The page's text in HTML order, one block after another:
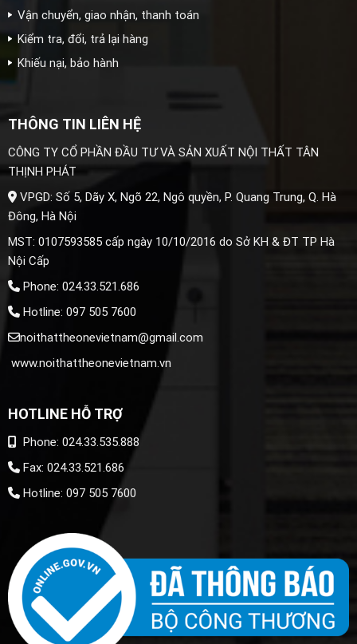
Vận chuyển, giao nhận, thanh toán
Kiểm tra, đổi, trả lại hàng
Khiếu nại, bảo hành
THÔNG TIN LIÊN HỆ
CÔNG TY CỔ PHẦN ĐẦU TƯ VÀ SẢN XUẤT NỘI THẤT TÂN
THỊNH PHÁT
VPGD: Số 5, Dãy X, Ngõ 22, Ngô quyền, P. Quang Trung, Q. Hà
Đông, Hà Nội
MST: 0107593585 cấp ngày 10/10/2016 do Sở KH & ĐT TP Hà
Nội Cấp
Phone: 024.33.521.686
Hotline: 097 505 7600
noithattheonevietnam@gmail.com
www.noithattheonevietnam.vn
HOTLINE HỖ TRỢ
Phone: 024.33.535.888
Fax: 024.33.521.686
Hotline: 097 505 7600